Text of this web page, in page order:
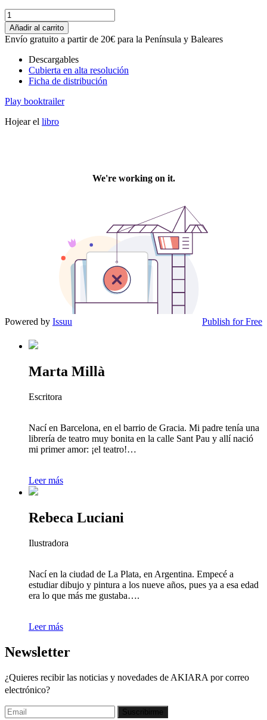
Jatakas
(ES)
quantity
Añadir al carrito
Envío gratuito a partir de 20€ para la Península y Baleares
Descargables
Cubierta en alta resolución
Ficha de distribución
Play booktrailer
Hojear el libro
Powered by Issuu Publish for Free
Marta Millà
Escritora
Nací en Barcelona, en el barrio de Gracia. Mi padre tenía una
librería de teatro muy bonita en la calle Sant Pau y allí nació
mi primer amor: ¡el teatro!…
Leer más
Rebeca Luciani
Ilustradora
Nací en la ciudad de La Plata, en Argentina. Empecé a
estudiar dibujo y pintura a los nueve años, pues ya a esa edad
era lo que más me gustaba….
Leer más
Newsletter
¿Quieres recibir las noticias y novedades de AKIARA por correo
electrónico?